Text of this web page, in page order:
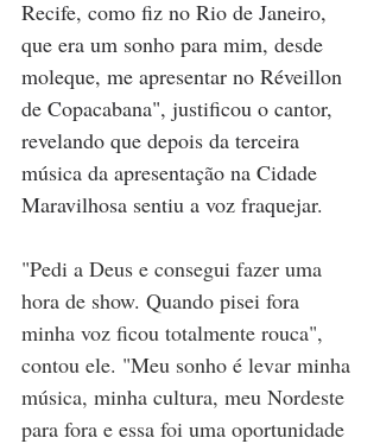
Recife, como fiz no Rio de Janeiro,
que era um sonho para mim, desde
moleque, me apresentar no Réveillon
de Copacabana", justificou o cantor,
revelando que depois da terceira
música da apresentação na Cidade
Maravilhosa sentiu a voz fraquejar.
"Pedi a Deus e consegui fazer uma
hora de show. Quando pisei fora
minha voz ficou totalmente rouca",
contou ele. "Meu sonho é levar minha
música, minha cultura, meu Nordeste
para fora e essa foi uma oportunidade